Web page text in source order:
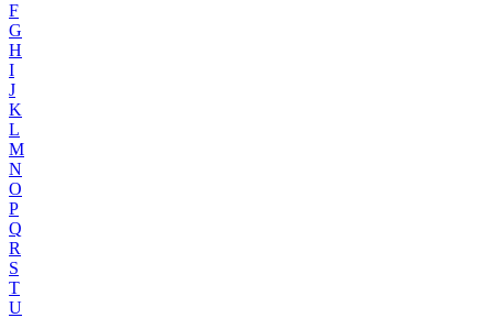
F
G
H
I
J
K
L
M
N
O
P
Q
R
S
T
U